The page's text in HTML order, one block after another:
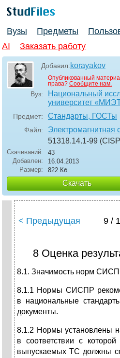
Вузы Предметы
AI
Заказать работу
Добавил:korayakov
Опубликованный
права? Сообщите нам.
Вуз:
Национальный
университет
Предмет: Стандарты, ГОСТы
Файл: Электромагнитная
51318.14.1-99
Скачиваний:
43
Добавлен:
16.04.2013
Размер:
822 Кб
Скачать
< Предыдущая 9 /
8 Оценка
8.1. Значимость норм
8.1.1 Нормы СИСПР
в национальные
документы.
8.1.2 Нормы установлены
в соответствии с
выпускаемых ТС должны